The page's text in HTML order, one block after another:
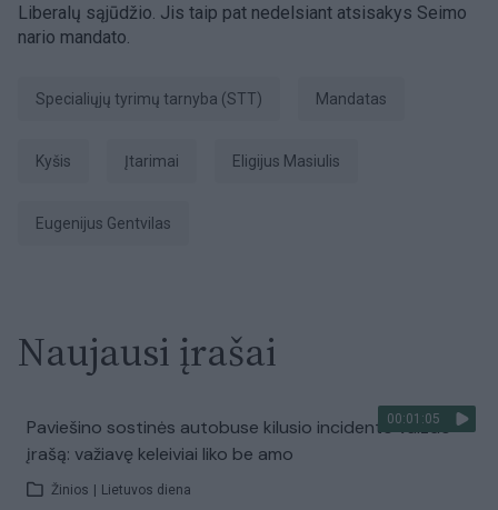
Liberalų sąjūdžio. Jis taip pat nedelsiant atsisakys Seimo
nario mandato.
Specialiųjų tyrimų tarnyba (STT) mandatas
Kyšis įtarimai Eligijus Masiulis
Eugenijus Gentvilas
Naujausi įrašai
00:01:05
Paviešino sostinės autobuse kilusio incidento vaizdo
įrašą: važiavę keleiviai liko be amo
Žinios Lietuvos diena